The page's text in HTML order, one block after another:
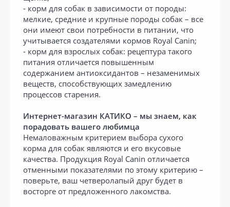
- корм для собак в зависимости от породы:
мелкие, средние и крупные породы собак – все
они имеют свои потребности в питании, что
учитывается создателями кормов Royal Canin;
- корм для взрослых собак: рецептура такого
питания отличается повышенным
содержанием антиоксидантов – незаменимых
веществ, способствующих замедлению
процессов старения.
Интернет-магазин КАТИКО – мы знаем, как
порадовать вашего любимца
Немаловажным критерием выбора сухого
корма для собак являются и его вкусовые
качества. Продукция Royal Canin отличается
отменными показателями по этому критерию –
поверьте, ваш четверолапый друг будет в
восторге от предложенного лакомства.